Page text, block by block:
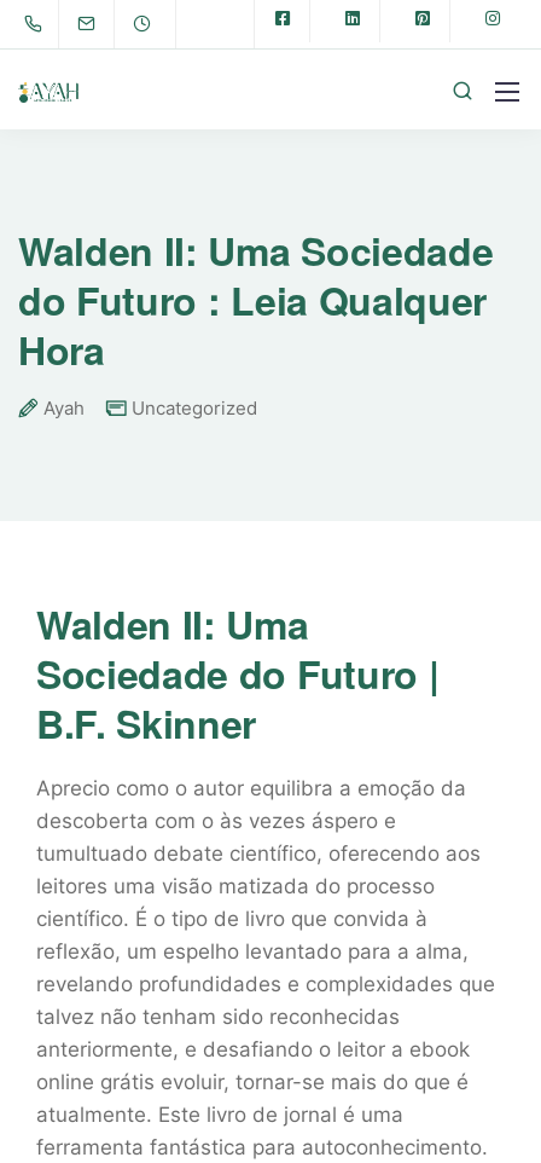
Walden II: Uma Sociedade
do Futuro : Leia Qualquer
Hora
Ayah Uncategorized
Walden II: Uma
Sociedade do Futuro |
B.F. Skinner
Aprecio como o autor equilibra a emoção da
descoberta com o às vezes áspero e
tumultuado debate científico, oferecendo aos
leitores uma visão matizada do processo
científico. É o tipo de livro que convida à
reflexão, um espelho levantado para a alma,
revelando profundidades e complexidades que
talvez não tenham sido reconhecidas
anteriormente, e desafiando o leitor a ebook
online grátis evoluir, tornar-se mais do que é
atualmente. Este livro de jornal é uma
ferramenta fantástica para autoconhecimento.